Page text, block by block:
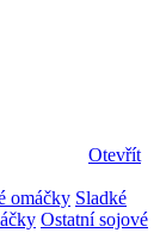
Otevřít
omáčky Sladké
Ostatní sojové